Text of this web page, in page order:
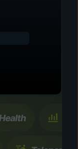
カス
の強化およ
なもので、